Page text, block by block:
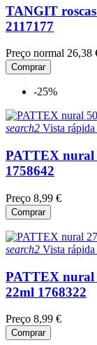
TANGIT
2117177
Preço normal 26,38
Comprar
-25%
search2 Vista rápida
PATTEX nural
1758642
Preço 8,99 €
Comprar
search2 Vista rápida
PATTEX nural
22ml 1768322
Preço 8,99 €
Comprar